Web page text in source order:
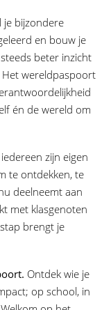
je bijzondere
en bouw je
beter inzicht
Het wereldpaspoort
én de wereld om
zijn eigen
te ontdekken, te
deelneemt aan
met klasgenoten
brengt je
Ontdek wie je
op school, in